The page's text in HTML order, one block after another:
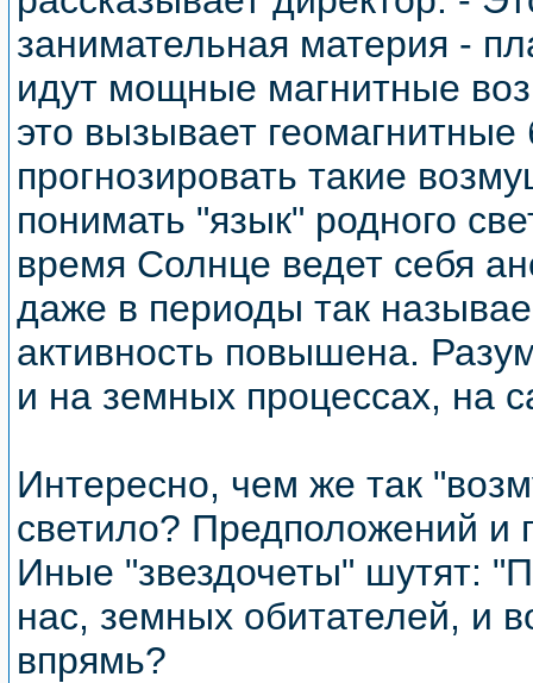
занимательная материя -
идут мощные магнитные
это вызывает
прогнозировать такие
понимать "язык" родного
время Солнце ведет себя
даже в периоды так
активность повышена.
и на земных процессах, на
Интересно, чем же так
светило? Предположений и
Иные "звездочеты" шутят:
нас, земных обитателей, и
впрямь?